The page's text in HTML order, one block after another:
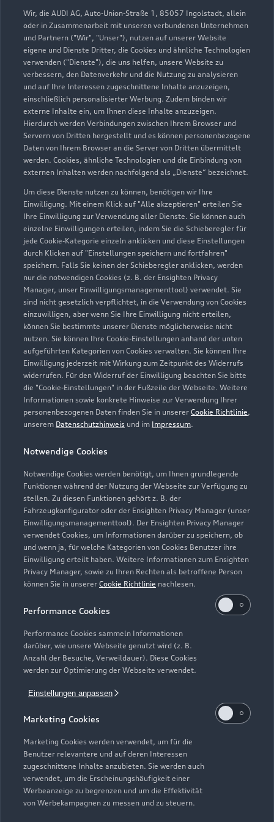
Wir, die AUDI AG, Auto-Union-Straße 1, 85057 Ingolstadt, allein
oder in Zusammenarbeit mit unseren verbundenen Unternehmen
und Partnern ("Wir", "Unser"), nutzen auf unserer Website
eigene und Dienste Dritter, die Cookies und ähnliche Technologien
verwenden ("Dienste"), die uns helfen, unsere Website zu
verbessern, den Datenverkehr und die Nutzung zu analysieren
und auf Ihre Interessen zugeschnittene Inhalte anzuzeigen,
einschließlich personalisierter Werbung. Zudem binden wir
externe Inhalte ein, um Ihnen diese Inhalte anzuzeigen.
Hierdurch werden Verbindungen zwischen Ihrem Browser und
Servern von Dritten hergestellt und es können personenbezogene
Daten von Ihrem Browser an die Server von Dritten übermittelt
werden. Cookies, ähnliche Technologien und die Einbindung von
externen Inhalten werden nachfolgend als „Dienste“ bezeichnet.
Um diese Dienste nutzen zu können, benötigen wir Ihre
Einwilligung. Mit einem Klick auf "Alle akzeptieren" erteilen Sie
Ihre Einwilligung zur Verwendung aller Dienste. Sie können auch
einzelne Einwilligungen erteilen, indem Sie die Schieberegler für
jede Cookie-Kategorie einzeln anklicken und diese Einstellungen
durch Klicken auf "Einstellungen speichern und fortfahren"
speichern. Falls Sie keinen der Schieberegler anklicken, werden
nur die notwendigen Cookies (z. B. der Ensighten Privacy
Manager, unser Einwilligungsmanagementtool) verwendet. Sie
sind nicht gesetzlich verpflichtet, in die Verwendung von Cookies
einzuwilligen, aber wenn Sie Ihre Einwilligung nicht erteilen,
können Sie bestimmte unserer Dienste möglicherweise nicht
nutzen. Sie können Ihre Cookie-Einstellungen anhand der unten
aufgeführten Kategorien von Cookies verwalten. Sie können Ihre
Einwilligung jederzeit mit Wirkung zum Zeitpunkt des Widerrufs
widerrufen. Für den Widerruf der Einwilligung beachten Sie bitte
die "Cookie-Einstellungen" in der Fußzeile der Webseite. Weitere
Informationen sowie konkrete Hinweise zur Verwendung Ihrer
personenbezogenen Daten finden Sie in unserer Cookie Richtlinie,
unserem Datenschutzhinweis und im Impressum.
Notwendige Cookies
Notwendige Cookies werden benötigt, um Ihnen grundlegende
Funktionen während der Nutzung der Webseite zur Verfügung zu
stellen. Zu diesen Funktionen gehört z. B. der
Fahrzeugkonfigurator oder der Ensighten Privacy Manager (unser
Einwilligungsmanagementtool). Der Ensighten Privacy Manager
verwendet Cookies, um Informationen darüber zu speichern, ob
und wenn ja, für welche Kategorien von Cookies Benutzer ihre
Einwilligung erteilt haben. Weitere Informationen zum Ensighten
Privacy Manager, sowie zu Ihren Rechten als betroffene Person
können Sie in unserer Cookie Richtlinie nachlesen.
Performance Cookies
Performance Cookies sammeln Informationen
darüber, wie unsere Webseite genutzt wird (z. B.
Anzahl der Besuche, Verweildauer). Diese Cookies
werden zur Optimierung der Webseite verwendet.
Einstellungen anpassen
Marketing Cookies
Marketing Cookies werden verwendet, um für die
Benutzer relevantere und auf deren Interessen
zugeschnittene Inhalte anzubieten. Sie werden auch
verwendet, um die Erscheinungshäufigkeit einer
Werbeanzeige zu begrenzen und um die Effektivität
von Werbekampagnen zu messen und zu steuern.
Bremer Heerstraße 450
26135 Oldenburg
0441 21010800
audi.oldenburg@nowag.com
Kontaktdaten herunterladen
Öffnungszeiten
Verkauf
Geschlossen,öffnet amMontag 10:00
Service
Geschlossen,öffnet am Montag 07:30
Zurück nach oben
Modelle
Elektromodelle
Plug-in-Hybride
Neuwagensuche
Gebrauchtwagensuche
Geschäftskunden
Service & Zubehör
Saisonale Angebote
Audi Services
Garantie
Audi digital services
myAudi
Support
Audi Code
Häufige Fragen (FAQ)
Audi Online Beratung
Über Audi
Unternehmen
Karriere
Investor Relations
© 2026 AUDI AG. Alle Rechte vorbehalten